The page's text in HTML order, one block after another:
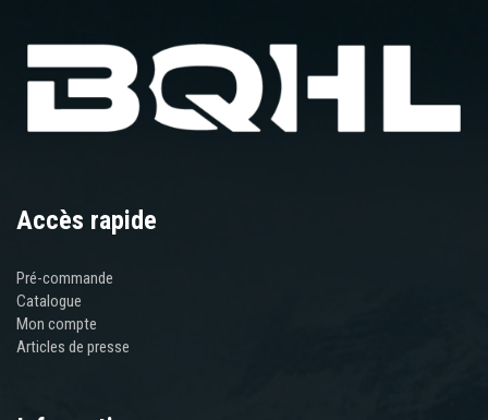
Accès rapide
Pré-commande
Catalogue
Mon compte
Articles de presse